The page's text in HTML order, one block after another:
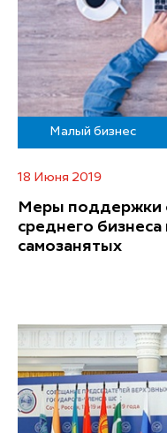
Малый бизнес
18 Июня 2019
Меры поддержки
среднего бизнеса
самозанятых